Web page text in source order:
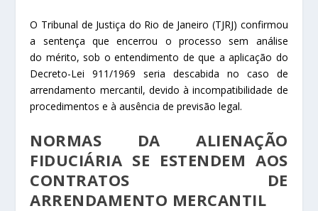
O Tribunal de Justiça do Rio de Janeiro (TJRJ) confirmou
a sentença que encerrou o processo sem análise
do mérito, sob o entendimento de que a aplicação do
Decreto-Lei 911/1969 seria descabida no caso de
arrendamento mercantil, devido à incompatibilidade de
procedimentos e à ausência de previsão legal.
NORMAS DA ALIENAÇÃO
FIDUCIÁRIA SE ESTENDEM AOS
CONTRATOS DE
ARRENDAMENTO MERCANTIL